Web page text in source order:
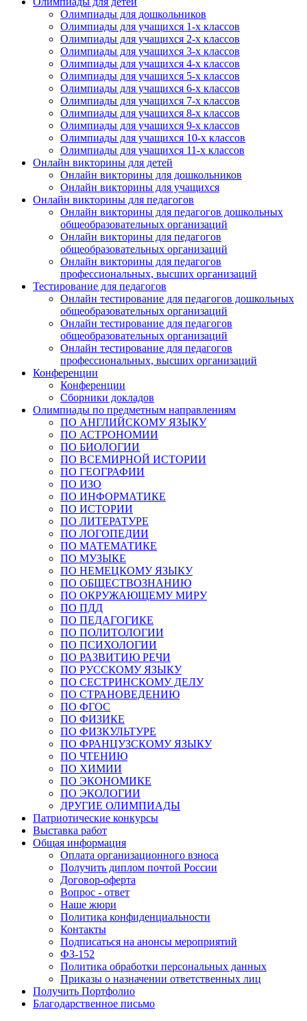
Олимпиады для дошкольников
Олимпиады для учащихся 1-х классов
Олимпиады для учащихся 2-х классов
Олимпиады для учащихся 3-х классов
Олимпиады для учащихся 4-х классов
Олимпиады для учащихся 5-х классов
Олимпиады для учащихся 6-х классов
Олимпиады для учащихся 7-х классов
Олимпиады для учащихся 8-х классов
Олимпиады для учащихся 9-х классов
Олимпиады для учащихся 10-х классов
Олимпиады для учащихся 11-х классов
Онлайн викторины для детей
Онлайн викторины для дошкольников
Онлайн викторины для учащихся
Онлайн викторины для педагогов
Онлайн викторины для педагогов дошкольных
общеобразовательных организаций
Онлайн викторины для педагогов
общеобразовательных организаций
Онлайн викторины для педагогов
профессиональных, высших организаций
Тестирование для педагогов
Онлайн тестирование для педагогов дошкольных
общеобразовательных организаций
Онлайн тестирование для педагогов
общеобразовательных организаций
Онлайн тестирование для педагогов
профессиональных, высших организаций
Конференции
Конференции
Сборники докладов
Олимпиады по предметным направлениям
ПО АНГЛИЙСКОМУ ЯЗЫКУ
ПО АСТРОНОМИИ
ПО БИОЛОГИИ
ПО ВСЕМИРНОЙ ИСТОРИИ
ПО ГЕОГРАФИИ
ПО ИЗО
ПО ИНФОРМАТИКЕ
ПО ИСТОРИИ
ПО ЛИТЕРАТУРЕ
ПО ЛОГОПЕДИИ
ПО МАТЕМАТИКЕ
ПО МУЗЫКЕ
ПО НЕМЕЦКОМУ ЯЗЫКУ
ПО ОБЩЕСТВОЗНАНИЮ
ПО ОКРУЖАЮЩЕМУ МИРУ
ПО ПДД
ПО ПЕДАГОГИКЕ
ПО ПОЛИТОЛОГИИ
ПО ПСИХОЛОГИИ
ПО РАЗВИТИЮ РЕЧИ
ПО РУССКОМУ ЯЗЫКУ
ПО СЕСТРИНСКОМУ ДЕЛУ
ПО СТРАНОВЕДЕНИЮ
ПО ФГОС
ПО ФИЗИКЕ
ПО ФИЗКУЛЬТУРЕ
ПО ФРАНЦУЗСКОМУ ЯЗЫКУ
ПО ЧТЕНИЮ
ПО ХИМИИ
ПО ЭКОНОМИКЕ
ПО ЭКОЛОГИИ
ДРУГИЕ ОЛИМПИАДЫ
Патриотические конкурсы
Выставка работ
Общая информация
Оплата организационного взноса
Получить диплом почтой России
Договор-оферта
Вопрос - ответ
Наше жюри
Политика конфиденциальности
Контакты
Подписаться на анонсы мероприятий
ФЗ-152
Политика обработки персональных данных
Приказы о назначении ответственных лиц
Получить Портфолио
Благодарственное письмо